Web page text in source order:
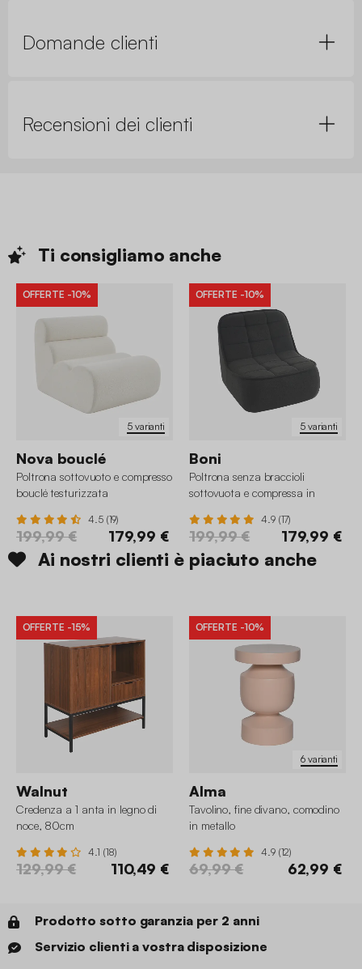
Domande clienti
Recensioni dei clienti
Ti consigliamo anche
5 varianti
OFFERTE -10%
Nova bouclé
Poltrona sottovuoto e compresso
bouclé testurizzata
4.5 (19)
199,99 € 179,99 €
5 varianti
OFFERTE -10%
Boni
Poltrona senza braccioli
sottovuota e compressa in
4.9 (17)
199,99 € 179,99 €
Ai nostri clienti è piaciuto anche
OFFERTE -15%
Walnut
Credenza a 1 anta in legno di
noce, 80cm
4.1 (18)
129,99 € 110,49 €
6 varianti
OFFERTE -10%
Alma
Tavolino, fine divano, comodino
in metallo
4.9 (12)
69,99 € 62,99 €
Prodotto sotto garanzia per 2 anni
Servizio clienti a vostra disposizione